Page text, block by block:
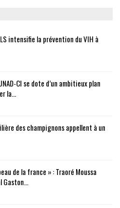
intensifie la prévention du VIH à
CI se dote d’un ambitieux plan
la…
des champignons appellent à un
de la france » : Traoré Moussa
Gaston…